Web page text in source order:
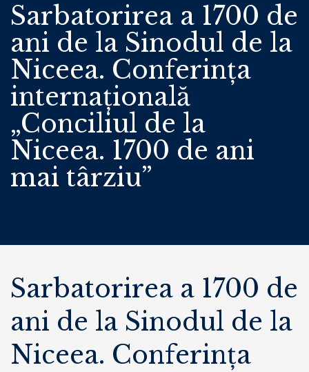
Sarbatorirea a 1700 de
ani de la Sinodul de la
Niceea. Conferinţa
internațională
„Conciliul de la
Niceea. 1700 de ani
mai târziu”
Sarbatorirea a 1700 de
ani de la Sinodul de la
Niceea. Conferinţa